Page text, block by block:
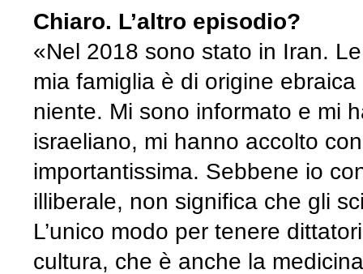
Chiaro. L’altro episodio?
«Nel 2018 sono stato in Iran.
mia famiglia è di origine
niente. Mi sono informato e mi
israeliano, mi hanno accolto
importantissima. Sebbene io
illiberale, non significa che gli
L’unico modo per tenere
cultura, che è anche la